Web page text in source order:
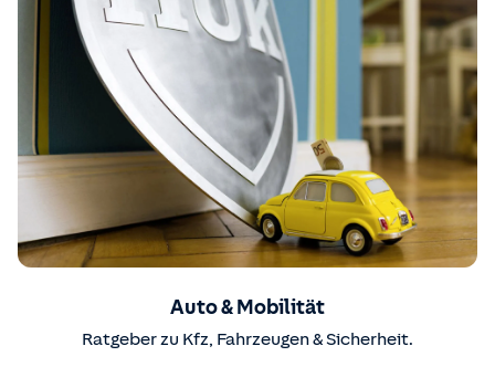
Auto & Mobilität
Ratgeber zu Kfz, Fahrzeugen & Sicherheit.